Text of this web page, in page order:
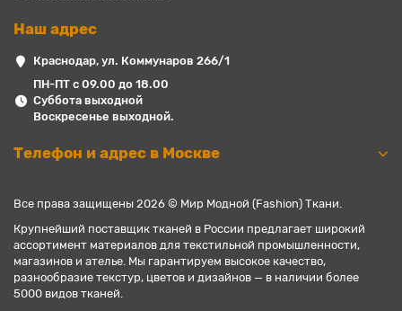
Наш адрес
Краснодар, ул. Коммунаров 266/1
ПН-ПТ с 09.00 до 18.00
Суббота выходной
Воскресенье выходной.
Телефон и адрес в Москве
Все права защищены 2026 © Мир Модной (Fashion) Ткани.
Крупнейший поставщик тканей в России предлагает широкий
ассортимент материалов для текстильной промышленности,
магазинов и ателье. Мы гарантируем высокое качество,
разнообразие текстур, цветов и дизайнов — в наличии более
5000 видов тканей.